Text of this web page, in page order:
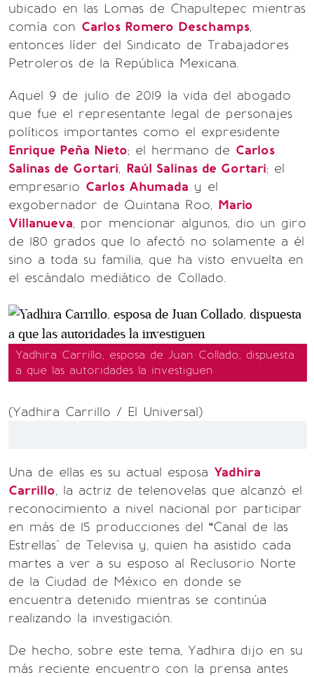
ubicado en las Lomas de Chapultepec mientras
comía con Carlos Romero Deschamps,
entonces líder del Sindicato de Trabajadores
Petroleros de la República Mexicana.
Aquel 9 de julio de 2019 la vida del abogado
que fue el representante legal de personajes
políticos importantes como el expresidente
Enrique Peña Nieto; el hermano de Carlos
Salinas de Gortari, Raúl Salinas de Gortari; el
empresario Carlos Ahumada y el
exgobernador de Quintana Roo, Mario
Villanueva, por mencionar algunos, dio un giro
de 180 grados que lo afectó no solamente a él
sino a toda su familia, que ha visto envuelta en
el escándalo mediático de Collado.
Yadhira Carrillo, esposa de Juan Collado, dispuesta
a que las autoridades la investiguen
(Yadhira Carrillo / El Universal)
Una de ellas es su actual esposa Yadhira
Carrillo, la actriz de telenovelas que alcanzó el
reconocimiento a nivel nacional por participar
en más de 15 producciones del “Canal de las
Estrellas" de Televisa y, quien ha asistido cada
martes a ver a su esposo al Reclusorio Norte
de la Ciudad de México en donde se
encuentra detenido mientras se continúa
realizando la investigación.
De hecho, sobre este tema, Yadhira dijo en su
más reciente encuentro con la prensa antes